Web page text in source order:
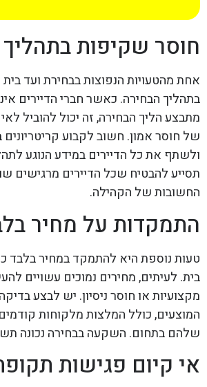
חוסר שקיפות
אחת מהטעויות הנפוצות בבחירת ועד
בתהליך הבחירה. כאשר חברי הדיירים
מתבצע הליך הבחירה, זה יכול להוביל
של חוסר אמון. חשוב לקבוע קריטריונים
ולשתף את כל הדיירים במידע הנוגע
תסייע להבטיח שכל הדיירים מרגישים
החשובות של הקהילה.
התמקדות על מחיר
טעות נוספת היא להתמקד במחיר בלבד
בית. לעיתים, מחירים נמוכים עשויים
מקצועיות או חוסר ניסיון. יש לבצע
המוצעים, כולל המלצות מלקוחות קודמים,
שלהם בתחום. השקעה בבחירה נכונה
אי קיום פגישות